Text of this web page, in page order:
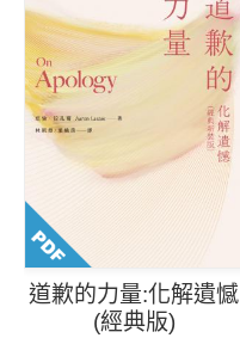
道歉的力量:化解遺憾
(經典版)